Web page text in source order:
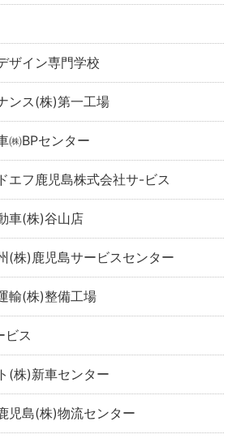
ザイン専門学校
ンス(株)第一工場
㈱BPセンター
エフ鹿児島株式会社サ-ビス
車(株)谷山店
(株)鹿児島サービスセンター
輸(株)整備工場
ビス
(株)新車センター
児島(株)物流センター